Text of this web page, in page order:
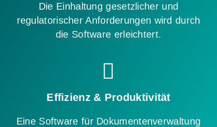
Die Einhaltung gesetzlicher und
regulatorischer Anforderungen wird durch
die Software erleichtert.
Effizienz & Produktivität
Eine Software für Dokumentenverwaltung